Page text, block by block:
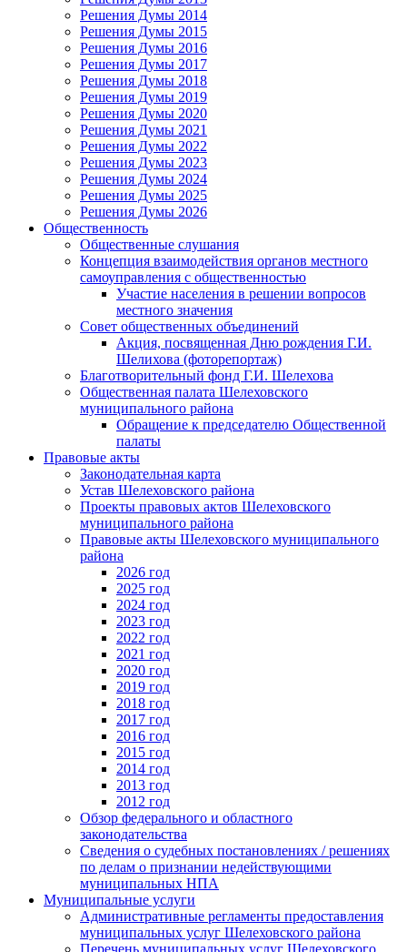
Решения Думы 2014
Решения Думы 2015
Решения Думы 2016
Решения Думы 2017
Решения Думы 2018
Решения Думы 2019
Решения Думы 2020
Решения Думы 2021
Решения Думы 2022
Решения Думы 2023
Решения Думы 2024
Решения Думы 2025
Решения Думы 2026
Общественность
Общественные слушания
Концепция взаимодействия органов местного
самоуправления с общественностью
Участие населения в решении вопросов
местного значения
Совет общественных объединений
Акция, посвященная Дню рождения Г.И.
Шелихова (фоторепортаж)
Благотворительный фонд Г.И. Шелехова
Общественная палата Шелеховского
муниципального района
Обращение к председателю Общественной
палаты
Правовые акты
Законодательная карта
Устав Шелеховского района
Проекты правовых актов Шелеховского
муниципального района
Правовые акты Шелеховского муниципального
района
2026 год
2025 год
2024 год
2023 год
2022 год
2021 год
2020 год
2019 год
2018 год
2017 год
2016 год
2015 год
2014 год
2013 год
2012 год
Обзор федерального и областного
законодательства
Сведения о судебных постановлениях / решениях
по делам о признании недействующими
муниципальных НПА
Муниципальные услуги
Административные регламенты предоставления
муниципальных услуг Шелеховского района
Перечень муниципальных услуг Шелеховского